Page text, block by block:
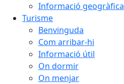
Informació geogràfica
Turisme
Benvinguda
Com arribar-hi
Informació útil
On dormir
On menjar